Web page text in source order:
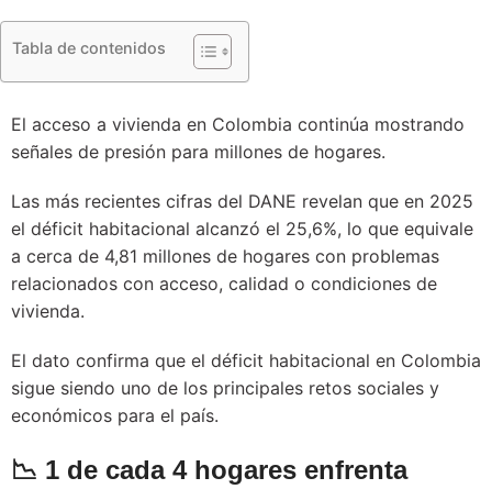
Tabla de contenidos
El acceso a vivienda en Colombia continúa mostrando
señales de presión para millones de hogares.
Las más recientes cifras del DANE revelan que en 2025
el déficit habitacional alcanzó el 25,6%, lo que equivale
a cerca de 4,81 millones de hogares con problemas
relacionados con acceso, calidad o condiciones de
vivienda.
El dato confirma que el déficit habitacional en Colombia
sigue siendo uno de los principales retos sociales y
económicos para el país.
📉 1 de cada 4 hogares enfrenta